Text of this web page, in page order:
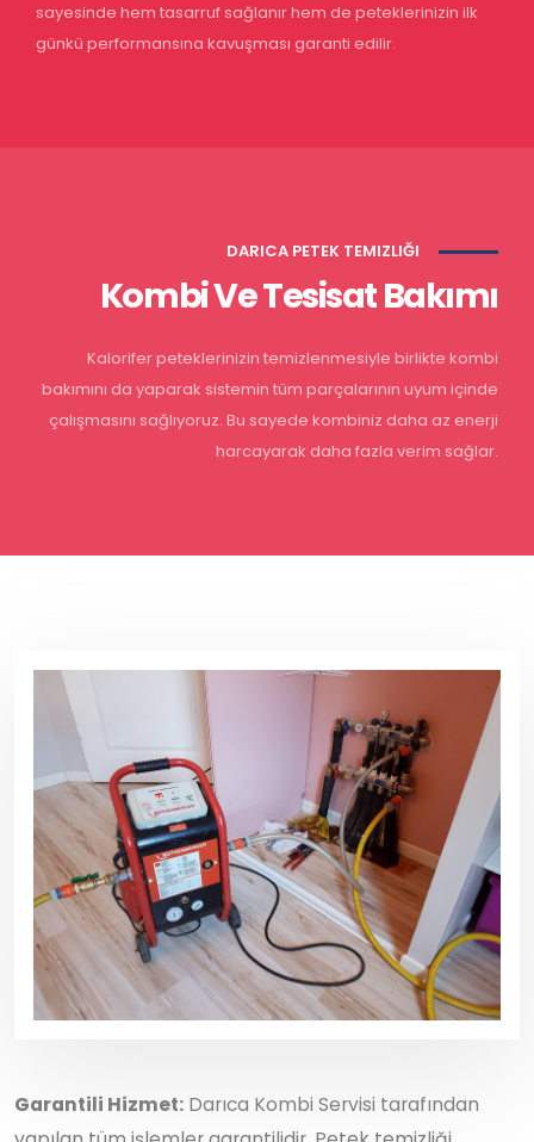
sayesinde hem tasarruf sağlanır hem de peteklerinizin ilk
günkü performansına kavuşması garanti edilir.
DARICA PETEK TEMIZLIĞI
Kombi Ve Tesisat Bakımı
Kalorifer peteklerinizin temizlenmesiyle birlikte kombi
bakımını da yaparak sistemin tüm parçalarının uyum içinde
çalışmasını sağlıyoruz. Bu sayede kombiniz daha az enerji
harcayarak daha fazla verim sağlar.
Garantili Hizmet: Darıca Kombi Servisi tarafından